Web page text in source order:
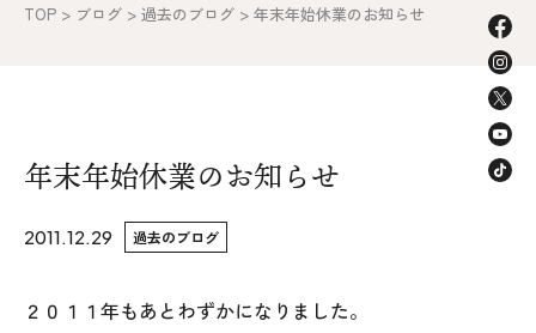
施工事例&お客様の声
不動産情報
WoodStrucX™（ウッドストラクス™）
TOP > ブログ > 過去のブログ > 年末年始休業のお知らせ
年末年始休業のお知らせ
2011.12.29 過去のブログ
２０１１年もあとわずかになりました。